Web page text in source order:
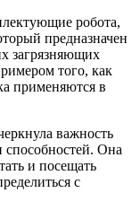
робота,
предназначен
загрязняющих
того, как
применяются в
важность
способностей. Она
и посещать
с